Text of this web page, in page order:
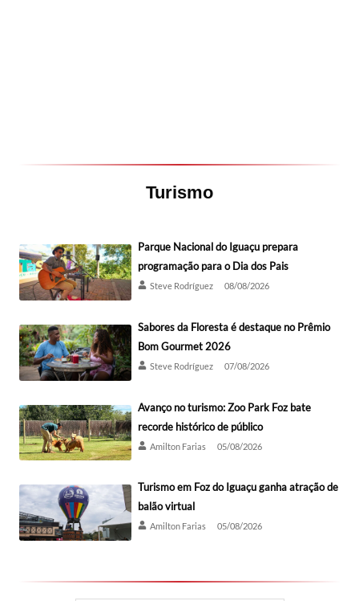
Turismo
Parque Nacional do Iguaçu prepara
programação para o Dia dos Pais
Steve Rodríguez 08/08/2026
Sabores da Floresta é destaque no Prêmio
Bom Gourmet 2026
Steve Rodríguez 07/08/2026
Avanço no turismo: Zoo Park Foz bate
recorde histórico de público
Amilton Farias 05/08/2026
Turismo em Foz do Iguaçu ganha atração de
balão virtual
Amilton Farias 05/08/2026